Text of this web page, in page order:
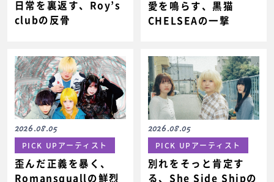
日常を裏返す、Roy’s
clubの反骨
愛を鳴らす、黒猫
CHELSEAの一撃
2026.08.05
PICK UPアーティスト
歪んだ正義を暴く、
Romansquallの鮮烈
2026.08.05
PICK UPアーティスト
別れをそっと肯定す
る、She Side Shipの